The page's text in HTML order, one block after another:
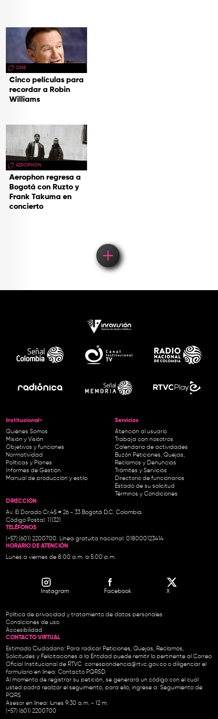
CINE
Cinco películas para
recordar a Robin
Williams
AEROPHON
Aerophon regresa a
Bogotá con Ruzto y
Frank Takuma en
concierto
Institucional-
Quiénes Somos
Misión y Visión
Objetivos y funciones
Normatividad
Políticas y Planes
Informes de Gestión
Manual de producción y estilo
Servicios
Atención al usuario
Trabaja con nosotros
Calendario de actividades
Buzón Peticiones, Quejas,
Reclamos y Denuncias
Trámites y Servicios
Directorio de funcionarios
Estado de su solicitud
Términos y Condiciones
DIRECCIÓN
Av. El Dorado Cr.45 # 26 - 33 Bogotá D.C. Colombia.
Código Postal: 111321
TELÉFONOS
(+57) (601) 2200700. Línea gratuita nacional: 018000123414
HORARIO DE ATENCIÓN
Lunes a viernes de 8:00 a.m. a 5:00 p.m.
Instagram Facebook X
Política de privacidad y tratamiento de datos personales
Condiciones de uso
Accesibilidad
CONTACTO VIRTUAL
Estimado Ciudadano: Para radicar Peticiones, Quejas, Reclamos,
Solicitudes y Felicitaciones a la Entidad puede remitir lo pertinente al Correo
Oficial Institucional de RTVC correspondencia@rtvc.gov.co o diligenciar el
formulario en línea: Contacto PQRSD.
Al momento de registrar su petición, se generará un código con el cual
usted podrá realizar el seguimiento, para ello, ingrese a: Seguimiento de
PQRS
Asesor en línea: lunes 9:30 a.m. - 12 m.
(+57) (601) 2200700